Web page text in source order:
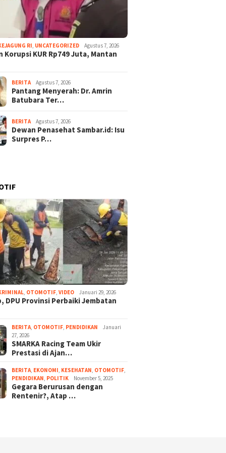
RI UNCATEGORIZED Agustus 7, 2026
Korupsi KUR Rp749 Juta, Mantan
BERITA Agustus 7, 2026
Pantang Menyerah: Dr. Amrin
Batubara Ter…
BERITA Agustus 7, 2026
Dewan Penasehat Sambar.id: Isu
Surpres P…
OTOMOTIF ,VIDEO Januari 29, 2026
DPU Provinsi Perbaiki Jembatan
BERITA OTOMOTIF PENDIDIKAN
Januari
27, 2026
SMARKA Racing Team Ukir
Prestasi di Ajan…
BERITA EKONOMI KESEHATAN OTOMOTIF
PENDIDIKAN POLITIK November 5, 2025
Gegara Berurusan dengan
Rentenir?, Atap …